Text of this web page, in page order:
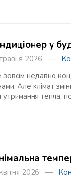
у
2026 —
недавно
Але клімат
утримання тепла,
2026 —